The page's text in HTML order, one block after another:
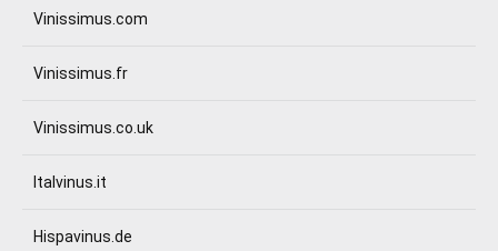
Vinissimus.com
Vinissimus.fr
Vinissimus.co.uk
Italvinus.it
Hispavinus.de